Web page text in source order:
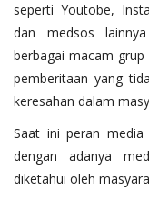
seperti Youtobe,
dan medsos
berbagai macam
pemberitaan yang
keresahan dalam
Saat ini peran media
dengan adanya
diketahui oleh